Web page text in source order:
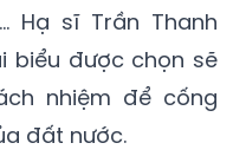
Hạ sĩ Trần Thanh
biểu được chọn sẽ
nhiệm để cống
đất nước.